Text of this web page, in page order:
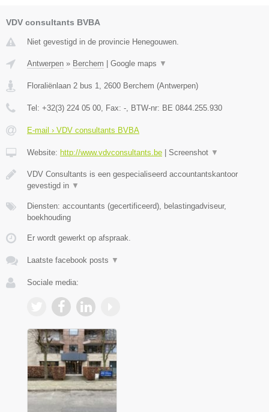
VDV consultants BVBA
Niet gevestigd in de provincie Henegouwen.
Antwerpen » Berchem | Google maps ▼
Floraliënlaan 2 bus 1 2600 Berchem (Antwerpen)
Tel: +32(3) 224 05 00 , Fax: - , BTW-nr: BE 0844.255.930
E-mail › VDV consultants BVBA
Website: http://www.vdvconsultants.be | Screenshot ▼
VDV Consultants is een gespecialiseerd accountantskantoor
gevestigd in ▼
Diensten: accountants (gecertificeerd), belastingadviseur,
boekhouding
Er wordt gewerkt op afspraak.
Laatste facebook posts ▼
Sociale media: